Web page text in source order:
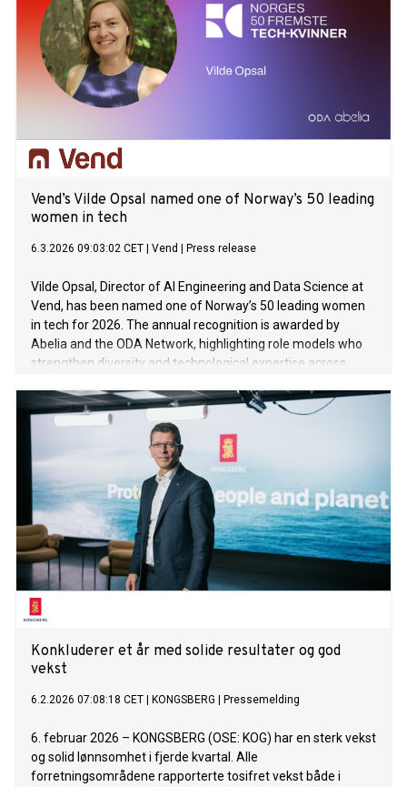
Vend’s Vilde Opsal named one of Norway’s 50 leading
women in tech
6.3.2026 09:03:02 CET Vend Press release
Vilde Opsal, Director of AI Engineering and Data Science at
Vend, has been named one of Norway’s 50 leading women
in tech for 2026. The annual recognition is awarded by
Abelia and the ODA Network, highlighting role models who
strengthen diversity and technological expertise across
Konkluderer et år med solide resultater og god
vekst
6.2.2026 07:08:18 CET KONGSBERG Pressemelding
6. februar 2026 – KONGSBERG (OSE: KOG) har en sterk vekst
og solid lønnsomhet i fjerde kvartal. Alle
forretningsområdene rapporterte tosifret vekst både i